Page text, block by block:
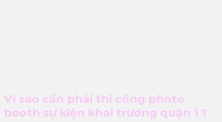
Vì sao cần phải thi công photo
booth sự kiện khai trương quận 1 ?